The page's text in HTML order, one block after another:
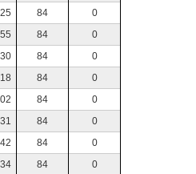
84
0
84
0
84
0
84
0
84
0
84
0
84
0
84
0